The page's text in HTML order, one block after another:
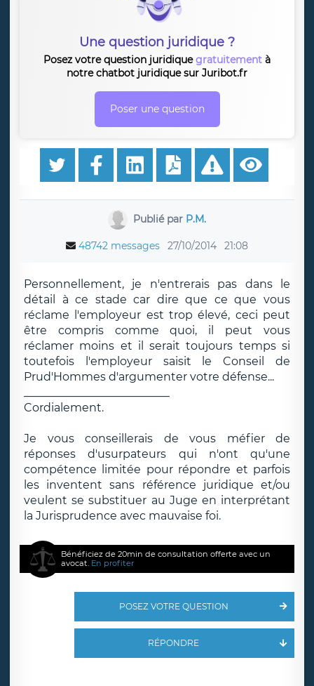
Une question juridique ?
Posez votre question juridiquegratuitement à
notre chatbot juridique sur Juribot.fr
Poser une question
Publié par P.M.
48742 messages 27/10/2014 21:08
Personnellement, je n'entrerais pas dans le
détail à ce stade car dire que ce que vous
réclame l'employeur est trop élevé, ceci peut
être compris comme quoi, il peut vous
réclamer moins et il serait toujours temps si
toutefois l'employeur saisit le Conseil de
Prud'Hommes d'argumenter votre défense...
Cordialement.
Je vous conseillerais de vous méfier de
réponses d'usurpateurs qui n'ont qu'une
compétence limitée pour répondre et parfois
les inventent sans référence juridique et/ou
veulent se substituer au Juge en interprétant
la Jurisprudence avec mauvaise foi.
Bénéficiez de 20min de consultation offerte avec un
avocat. En profiter
POSEZ VOTRE QUESTION
RÉPONDRE